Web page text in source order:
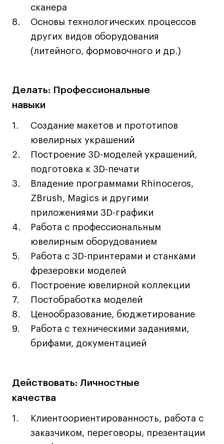
Коммерческий фотограф
Все программы
Для школьников
Среднесрочные
Долгосрочные
О школе
Новости
События
Преподаватели
Лицензии и аккредитации
Для прессы
Ресурсы
Партнеры
Связи с индустрией
Вакансии
Контакты
Условия поступления
Стоимость обучения
График учебного года
Вопросы и ответы
сканера
Основы технологических процессов
других видов оборудования
(литейного, формовочного и др.)
Делать: Профессиональные
навыки
Создание макетов и прототипов
ювелирных украшений
Построение 3D-моделей украшений,
подготовка к 3D-печати
Владение программами Rhinoceros,
ZBrush, Magics и другими
приложениями 3D-графики
Работа с профессиональным
ювелирным оборудованием
Работа с 3D-принтерами и станками
фрезеровки моделей
Построение ювелирной коллекции
Постобработка моделей
Ценообразование, бюджетирование
Работа с техническими заданиями,
брифами, документацией
Действовать: Личностные
качества
Клиентоориентированность, работа с
заказчиком, переговоры, презентации